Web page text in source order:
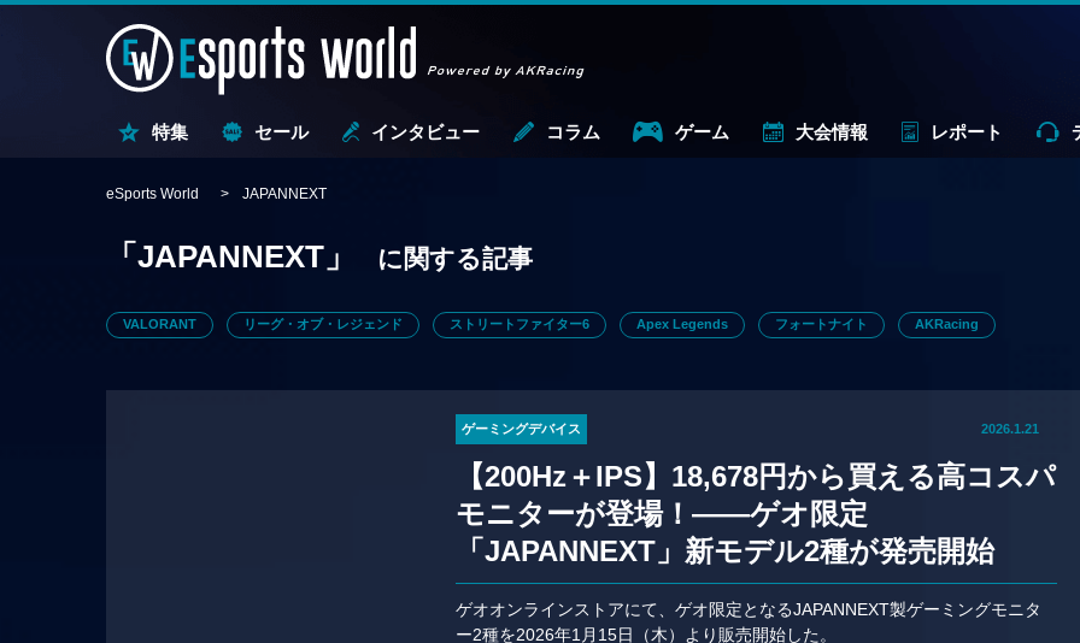
特集 セール インタビュー コラム ゲーム 大会情報 レポート
eSports World JAPANNEXT
「JAPANNEXT」 に関する記事
VALORANT リーグ・オブ・レジェンド ストリートファイター6 Apex Legends フォートナイト AKRacing
ゲーミングデバイス 2026.1.21
【200Hz＋IPS】18,678円から買える高コスパ
モニターが登場！——ゲオ限定
「JAPANNEXT」新モデル2種が発売開始
ゲオオンラインストアにて、ゲオ限定となるJAPANNEXT製ゲーミングモニタ
ー2種を2026年1月15日（木）より販売開始した。